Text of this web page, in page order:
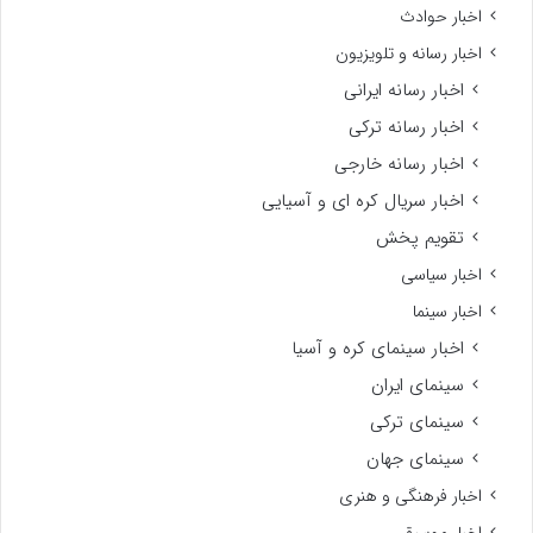
اخبار حوادث
اخبار رسانه و تلویزیون
اخبار رسانه ایرانی
اخبار رسانه ترکی
اخبار رسانه خارجی
اخبار سریال کره ای و آسیایی
تقویم پخش
اخبار سیاسی
اخبار سینما
اخبار سینمای کره و آسیا
سینمای ایران
سینمای ترکی
سینمای جهان
اخبار فرهنگی و هنری